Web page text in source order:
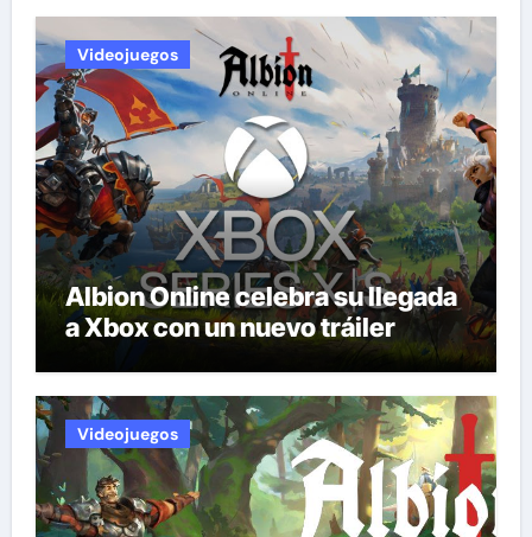
Videojuegos
Albion Online celebra su llegada
a Xbox con un nuevo tráiler
Videojuegos